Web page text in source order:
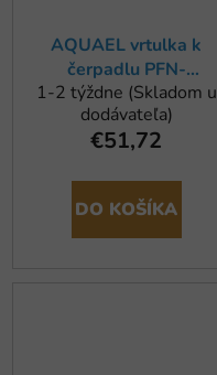
AQUAEL vrtulka k
čerpadlu PFN-
7500/10000
1-2 týždne (Skladom u
dodávateľa)
€51,72
DO KOŠÍKA